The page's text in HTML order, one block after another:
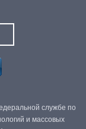
службе по
и массовых